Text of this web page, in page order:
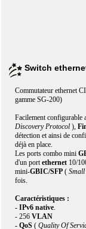
Switch
Commutateur ethernet
gamme SG-200)
Facilement
Discovery Protocol ),
détection et ainsi de
déjà en place.
Les ports combo mini
d'un portethernet 10/
mini-GBIC/SFP (
fois.
Caractéristiques :
- IPv6 native.
- 256 VLAN
- QoS(Quality Of